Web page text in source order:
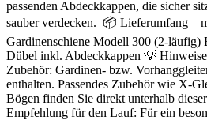
passenden Abdeckkappen, die sicher
sauber verdecken. 📦 Lieferumfang –
Gardinenschiene Modell 300 (2-läufig)
Dübel inkl. Abdeckkappen 💡
Zubehör: Gardinen- bzw.
enthalten. Passendes Zubehör wie X-
Bögen finden Sie direkt unterhalb
Empfehlung für den Lauf: Für ein